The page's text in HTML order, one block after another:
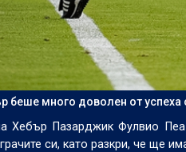
беше много доволен от
Хебър Пазарджик Фулвио
си, като разкри, че ще